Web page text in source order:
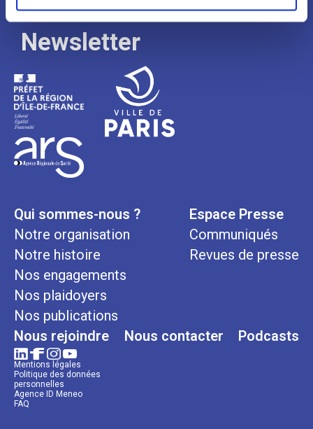
Newsletter
Qui sommes-nous ?
Notre organisation
Notre histoire
Nos engagements
Nos plaidoyers
Nos publications
Espace Presse
Communiqués
Revues de presse
Nous rejoindre Nous contacter Podcasts
Mentions légales
Politique des données
personnelles
Agence ID Meneo
FAQ